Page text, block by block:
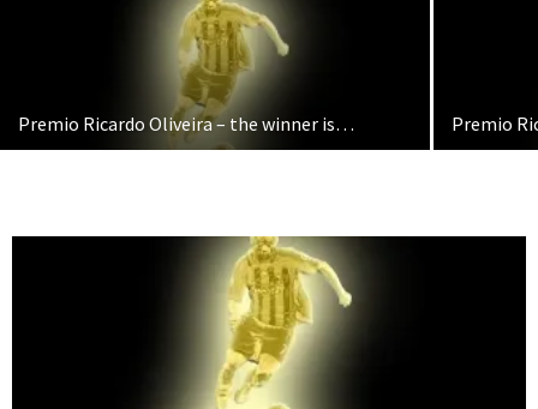
Premio Ricardo Oliveira – the winner is… Premio